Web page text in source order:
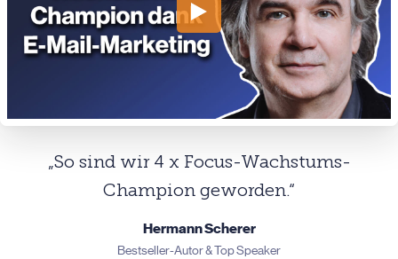
„So sind wir 4 x Focus-Wachstums-
Champion geworden.“
Hermann Scherer
Bestseller-Autor & Top Speaker